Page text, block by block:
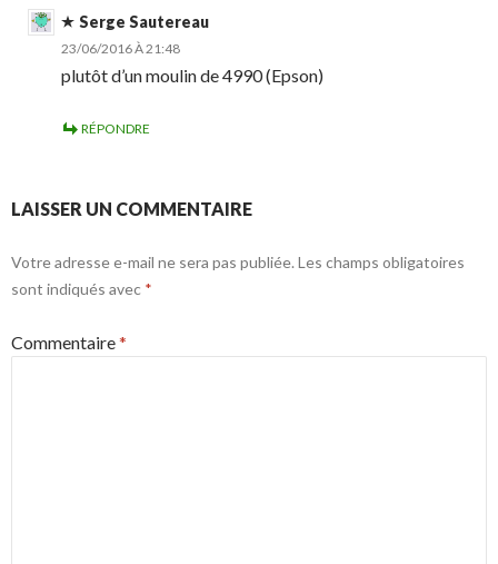
Serge Sautereau
23/06/2016 À 21:48
plutôt d’un moulin de 4990 (Epson)
RÉPONDRE
LAISSER UN COMMENTAIRE
Votre adresse e-mail ne sera pas publiée. Les champs obligatoires
sont indiqués avec *
Commentaire*